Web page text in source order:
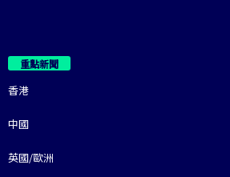
重點新聞
香港
中國
英國/歐洲